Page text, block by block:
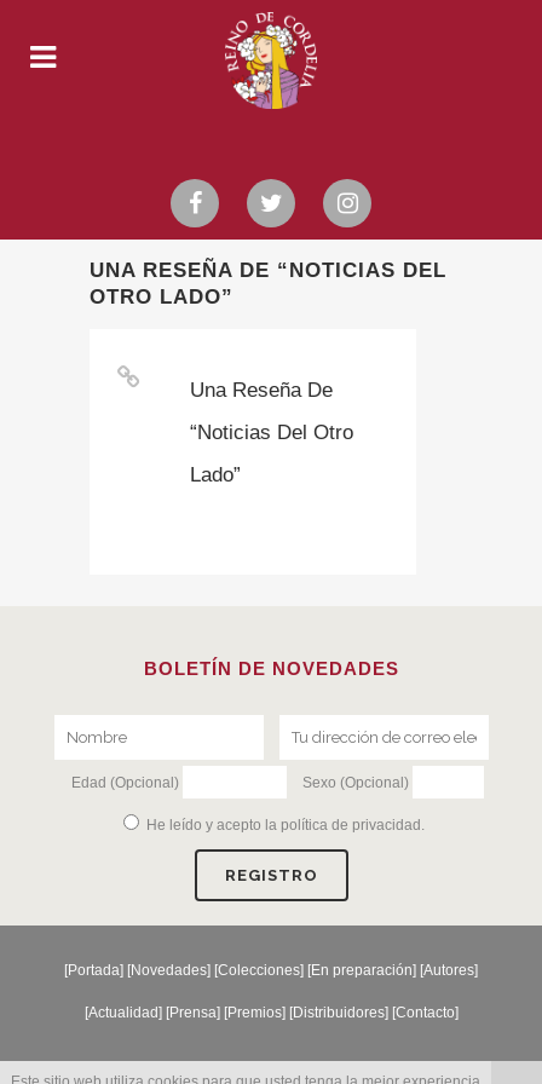
UNA RESEÑA DE “NOTICIAS DEL
OTRO LADO”
Una Reseña De
“Noticias Del Otro
Lado”
BOLETÍN DE NOVEDADES
Edad (Opcional) Sexo (Opcional)
He leído y acepto la política de privacidad .
[Portada] [Novedades] [Colecciones] [En preparación] [Autores]
[Actualidad] [Prensa] [Premios] [Distribuidores] [Contacto]